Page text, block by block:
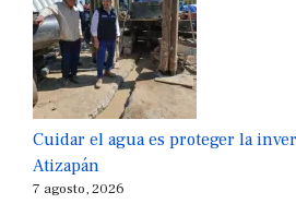
Cuidar el agua es proteger la
Atizapán
7 agosto, 2026